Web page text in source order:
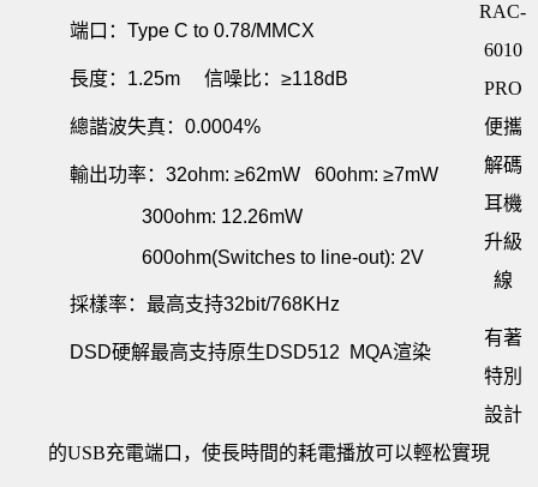
端口：Type C to 0.78/MMCX
長度：1.25m 信噪比：≥118dB
總諧波失真：0.0004%
輸出功率：32ohm: ≥62mW 60ohm: ≥7mW
300ohm: 12.26mW
600ohm(Switches to line-out): 2V
採樣率：最高支持32bit/768KHz
DSD硬解最高支持原生DSD512 MQA渲染
RAC-
6010
PRO
便攜
解碼
耳機
升級
線
有著
特別
設計
的USB充電端口，使長時間的耗電播放可以輕松實現